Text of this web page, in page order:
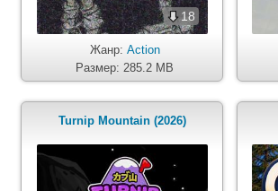
18
Жанр: Action
Размер: 285.2 MB
Turnip Mountain (2026)